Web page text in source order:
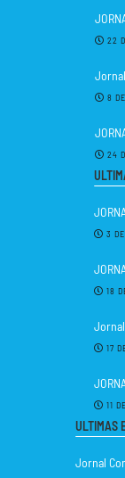
22
8
24
3
18
17
11
ULTIMAS
Jornal